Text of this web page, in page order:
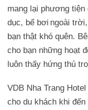
mang lại phương
dục, bể bơi ngoài
bạn thật khó quên.
cho bạn những hoạt
luôn thấy hứng thú
VDB Nha Trang
cho du khách khi